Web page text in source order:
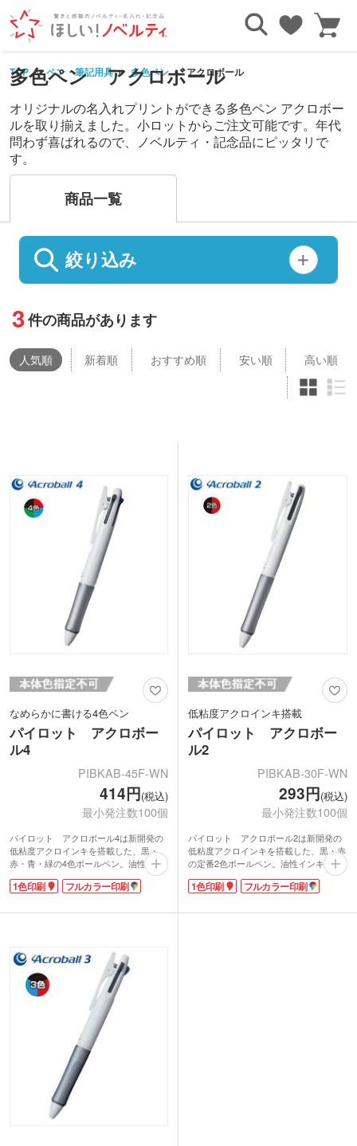
TOP ペン・筆記用具 多色ペン アクロボール
多色ペン アクロボール
オリジナルの名入れプリントができる多色ペン アクロボー
ルを取り揃えました。小ロットからご注文可能です。年代
問わず喜ばれるので、ノベルティ・記念品にピッタリで
す。
商品一覧
絞り込み
3件の商品があります
人気順 新着順 おすすめ順 安い順 高い順
なめらかに書ける4色ペン
パイロット アクロボー
ル4
PIBKAB-45F-WN
414円(税込)
最小発注数100個
パイロット アクロボール4は新開発の
低粘度アクロインキを搭載した、黒・
赤・青・緑の4色ボールペン。油性イン
キの常識を超えた驚きの書き心地。する
するとなめらかに、濃くはっきりと美し
従来の油性インキに比べてインキ粘度を
ら濃く、きもちいいほどなめらかな書き
味を実現しました。しっかり握れるタイ
ヤパターンのラバーグリップ使用でさら
に抜群の持ちやすさも実感できます。名
入れ専用の白軸タイプで、フルカラーの
印刷も対応しています。
1色印刷 フルカラー印刷
低粘度アクロインキ搭載
パイロット アクロボー
ル2
PIBKAB-30F-WN
293円(税込)
最小発注数100個
パイロット アクロボール2は新開発の
低粘度アクロインキを搭載した、黒・赤
の定番2色ボールペン。油性インキの常
識を超えた驚きの書き心地。するすると
なめらかに、濃くはっきりと美しい文字
従来の油性インキに比べてインキ粘度を
1色印刷 フルカラー印刷